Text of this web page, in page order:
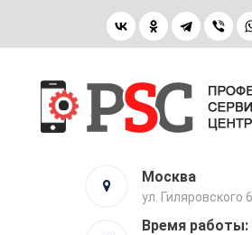
Москва
ул. Гиляровского
Время работы: